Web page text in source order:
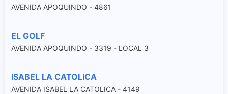
AVENIDA APOQUINDO - 4861
EL GOLF
AVENIDA APOQUINDO - 3319 - LOCAL 3
ISABEL LA CATOLICA
AVENIDA ISABEL LA CATOLICA - 4149